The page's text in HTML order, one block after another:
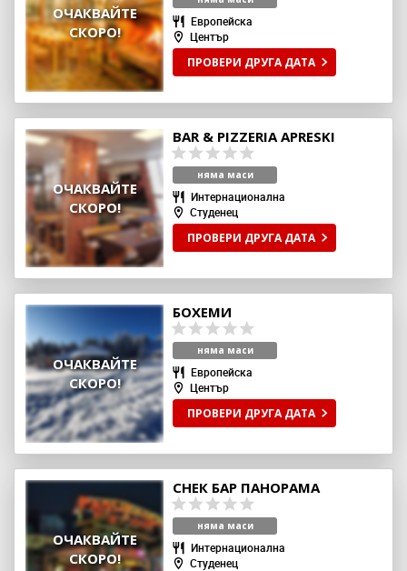
ОЧАКВАЙТЕ
СКОРО!
Европейска
Център
ПРОВЕРИ ДРУГА ДАТА
ОЧАКВАЙТЕ
СКОРО!
BAR & PIZZERIA APRESKI
няма маси
Интернационална
Студенец
ПРОВЕРИ ДРУГА ДАТА
ОЧАКВАЙТЕ
СКОРО!
БОХЕМИ
няма маси
Европейска
Център
ПРОВЕРИ ДРУГА ДАТА
ОЧАКВАЙТЕ
СКОРО!
СНЕК БАР ПАНОРАМА
няма маси
Интернационална
Студенец